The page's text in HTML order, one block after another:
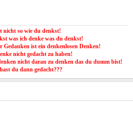
nicht so wie du denkst!
was ich denke was du denkst!
Gedanken ist ein denkenlosen Denken!
nicht gedacht zu haben!
nicht daran zu denken das du dumm bist!
du dann gedacht???